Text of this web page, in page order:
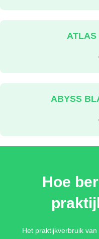
ATLAS
ABYSS
Hoe
Het praktijkverbruik